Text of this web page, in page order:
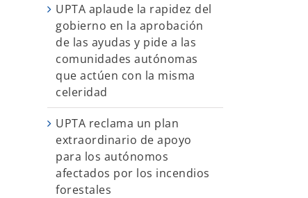
UPTA aplaude la rapidez del
gobierno en la aprobación
de las ayudas y pide a las
comunidades autónomas
que actúen con la misma
celeridad
UPTA reclama un plan
extraordinario de apoyo
para los autónomos
afectados por los incendios
forestales